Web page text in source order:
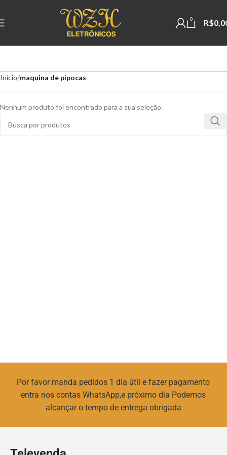
0 R$
Início maquina de pipocas
Nenhum produto foi encontrado para a sua seleção.
Por favor manda pedidos 1 dia útil e fazer pagamento
entra nos contas WhatsApp,e próximo dia Podemos
alcançar o tempo de entrega obrigada